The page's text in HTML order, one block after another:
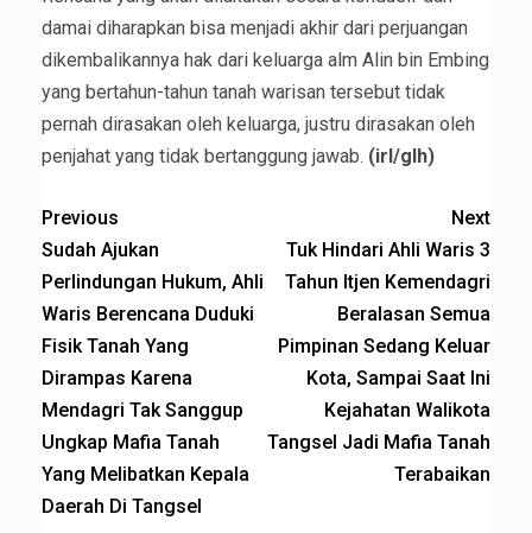
damai diharapkan bisa menjadi akhir dari perjuangan
dikembalikannya hak dari keluarga alm Alin bin Embing
yang bertahun-tahun tanah warisan tersebut tidak
pernah dirasakan oleh keluarga, justru dirasakan oleh
penjahat yang tidak bertanggung jawab. (irl/glh)
Previous
Sudah Ajukan
Perlindungan Hukum, Ahli
Waris Berencana Duduki
Fisik Tanah Yang
Dirampas Karena
Mendagri Tak Sanggup
Ungkap Mafia Tanah
Yang Melibatkan Kepala
Daerah Di Tangsel
Next
Tuk Hindari Ahli Waris 3
Tahun Itjen Kemendagri
Beralasan Semua
Pimpinan Sedang Keluar
Kota, Sampai Saat Ini
Kejahatan Walikota
Tangsel Jadi Mafia Tanah
Terabaikan